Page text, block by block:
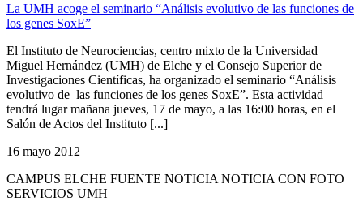
La UMH acoge el seminario “Análisis evolutivo de las funciones de
los genes SoxE”
El Instituto de Neurociencias, centro mixto de la Universidad
Miguel Hernández (UMH) de Elche y el Consejo Superior de
Investigaciones Científicas, ha organizado el seminario “Análisis
evolutivo de las funciones de los genes SoxE”. Esta actividad
tendrá lugar mañana jueves, 17 de mayo, a las 16:00 horas, en el
Salón de Actos del Instituto [...]
16 mayo 2012
CAMPUS ELCHE FUENTE NOTICIA NOTICIA CON FOTO
SERVICIOS UMH